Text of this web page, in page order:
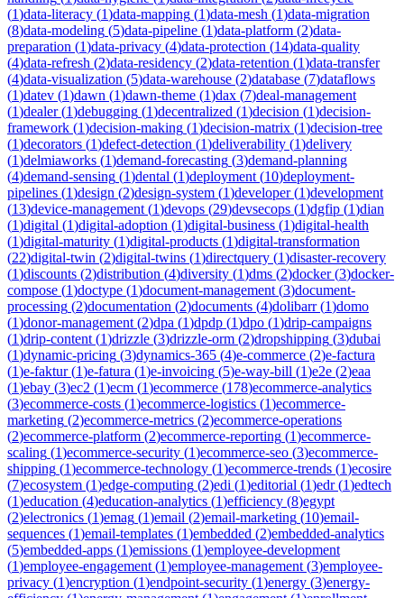
(1)data-literacy (1)data-mapping (1)data-mesh (1)data-migration
(8)data-modeling (5)data-pipeline (1)data-platform (2)data-
preparation (1)data-privacy (4)data-protection (14)data-quality
(4)data-refresh (2)data-residency (2)data-retention (1)data-transfer
(4)data-visualization (5)data-warehouse (2)database (7)dataflows
(1)datev (1)dawn (1)dawn-theme (1)dax (7)deal-management
(1)dealer(1)debugging (1)decentralized (1)decision (1)decision-
framework (1)decision-making (1)decision-matrix (1)decision-tree
(1)decorators (1)defect-detection (1)deliverability (1)delivery
(1)delmiaworks (1)demand-forecasting (3)demand-planning
(4)demand-sensing (1)dental (1)deployment (10)deployment-
pipelines (1)design (2)design-system (1)developer(1)development
(13)device-management (1)devops (29)devsecops (1)dgfip (1)dian
(1)digital (1)digital-adoption (1)digital-business (1)digital-health
(1)digital-maturity (1)digital-products (1)digital-transformation
(22)digital-twin (2)digital-twins (1)directquery (1)disaster-recovery
(1)discounts (2)distribution (4)diversity (1)dms (2)docker(3)docker-
compose (1)doctype (1)document-management (3)document-
processing (2)documentation (2)documents (4)dolibarr(1)domo
(1)donor-management (2)dpa (1)dpdp (1)dpo (1)drip-campaigns
(1)drip-content (1)drizzle (3)drizzle-orm (2)dropshipping (3)dubai
(1)dynamic-pricing (3)dynamics-365 (4)e-commerce (2)e-factura
(1)e-faktur(1)e-fatura (1)e-invoicing (5)e-way-bill (1)e2e (2)eaa
(1)ebay (3)ec2 (1)ecm (1)ecommerce (178)ecommerce-analytics
(3)ecommerce-costs (1)ecommerce-logistics (1)ecommerce-
marketing (2)ecommerce-metrics (2)ecommerce-operations
(2)ecommerce-platform (2)ecommerce-reporting (1)ecommerce-
scaling (1)ecommerce-security (1)ecommerce-seo (3)ecommerce-
shipping (1)ecommerce-technology (1)ecommerce-trends (1)ecosire
(7)ecosystem (1)edge-computing (2)edi (1)editorial (1)edr(1)edtech
(1)education (4)education-analytics (1)efficiency (8)egypt
(2)electronics (1)emag (1)email (2)email-marketing (10)email-
sequences (1)email-templates (1)embedded (2)embedded-analytics
(5)embedded-apps (1)emissions (1)employee-development
(1)employee-engagement (1)employee-management (3)employee-
privacy (1)encryption (1)endpoint-security (1)energy (3)energy-